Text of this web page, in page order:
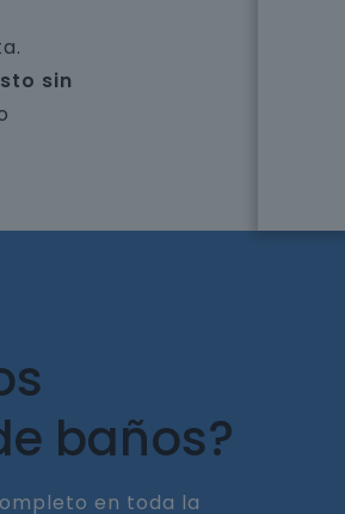
sin
baños?
en toda la